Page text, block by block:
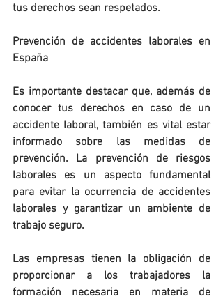
tus derechos sean respetados.
Prevención de accidentes laborales en
España
Es importante destacar que, además de
conocer tus derechos en caso de un
accidente laboral, también es vital estar
informado sobre las medidas de
prevención. La prevención de riesgos
laborales es un aspecto fundamental
para evitar la ocurrencia de accidentes
laborales y garantizar un ambiente de
trabajo seguro.
Las empresas tienen la obligación de
proporcionar a los trabajadores la
formación necesaria en materia de